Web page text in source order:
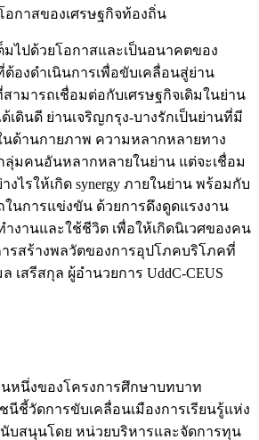
อกาสของเศรษฐกิจท้องถิ่น
มไปด้วยโอกาสและเป็นอนาคตของ
ต้องดำเนินการเพื่อขับเคลื่อนสู่ย่าน
ามารถเชื่อมต่อกับเศรษฐกิจเดิมในย่าน
เดินดี ย่านเจริญกรุง-บางรักเป็นย่านที่มี
ด้านกายภาพ ความหลากหลายทาง
ลุ่มคนอันหลากหลายในย่าน แต่จะเชื่อม
งไรให้เกิด synergy ภายในย่าน พร้อมกับ
นการแข่งขัน ด้วยการดึงดูดแรงงาน
งานและใช้ชีวิต เพื่อให้เกิดนิเวศของคน
รสร้างพลวัตของการอุปโภคบริโภคที่
เสรีสกุล ผู้อำนวยการ UddC-CEUS
หนึ่งของโครงการศึกษาบทบาท
ชี้วัดการขับเคลื่อนเมืองการเรียนรู้แห่ง
บสนุนโดย หน่วยบริหารและจัดการทุน